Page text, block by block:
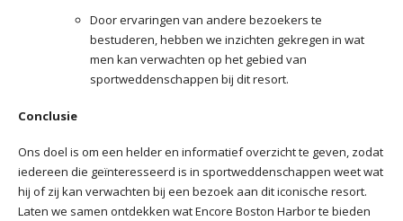
Door ervaringen van andere bezoekers te
bestuderen, hebben we inzichten gekregen in wat
men kan verwachten op het gebied van
sportweddenschappen bij dit resort.
Conclusie
Ons doel is om een helder en informatief overzicht te geven, zodat
iedereen die geïnteresseerd is in sportweddenschappen weet wat
hij of zij kan verwachten bij een bezoek aan dit iconische resort.
Laten we samen ontdekken wat Encore Boston Harbor te bieden